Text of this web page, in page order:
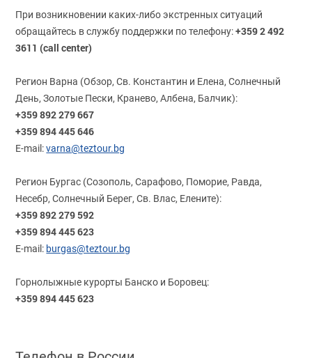
При возникновении каких-либо экстренных ситуаций
обращайтесь в службу поддержки по телефону:+359 2 492
3611 (call center)
Регион Варна (Обзор, Св. Константин и Елена, Солнечный
День, Золотые Пески, Кранево, Албена, Балчик):
+359 892 279 667
+359 894 445 646
E-mail:varna@teztour.bg
Регион Бургас (Созополь, Сарафово, Поморие, Равда,
Несебр, Солнечный Берег, Св. Влас, Елените):
+359 892 279 592
+359 894 445 623
E-mail: burgas@teztour.bg
Горнолыжные курорты Банско и Боровец:
+359 894 445 623